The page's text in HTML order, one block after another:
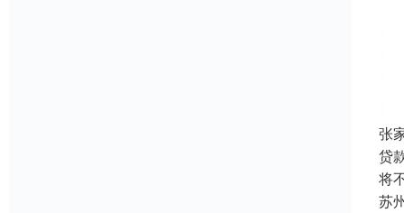
张
贷
将
苏